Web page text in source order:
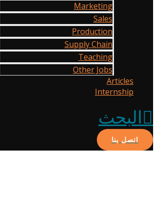
Marketing
Sales
Production
Supply Chain
Teaching
Other Jobs
Articles
Internship
البحث
اتصل بنا